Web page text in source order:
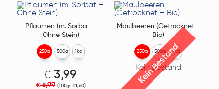
Pflaumen (m. Sorbat –
Ohne Stein)
250g
€ 3,99
€6,99 (100gr €1,60)
500g 1kg
Maulbeeren (Getrocknet –
Bio)
250g
Kein Bestand
Kein Bestand
500g 1kg